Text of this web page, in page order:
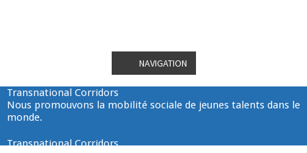
NAVIGATION
Transnational Corridors
Nous promouvons la mobilité sociale de jeunes talents dans le
monde.
Transnational Corridors